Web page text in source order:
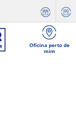
Oficina perto de
mim